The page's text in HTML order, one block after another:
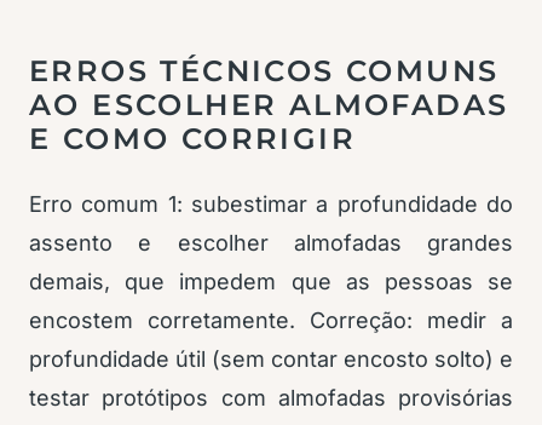
ERROS TÉCNICOS COMUNS
AO ESCOLHER ALMOFADAS
E COMO CORRIGIR
Erro comum 1: subestimar a profundidade do
assento e escolher almofadas grandes
demais, que impedem que as pessoas se
encostem corretamente. Correção: medir a
profundidade útil (sem contar encosto solto) e
testar protótipos com almofadas provisórias